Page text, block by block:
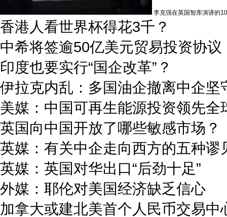
李克强在英国智库演讲的
香港人看世界杯得花3千？
中希将签逾50亿美元贸易投资协议
印度也要实行“国企改革”？
伊拉克内乱：多国油企撤离中企坚
美媒：中国可再生能源投资领先全
英国向中国开放了哪些敏感市场？
英媒：有关中企走向西方的五种谬
英媒：英国对华出口“后劲十足”
外媒：耶伦对美国经济缺乏信心
加拿大或建北美首个人民币交易中